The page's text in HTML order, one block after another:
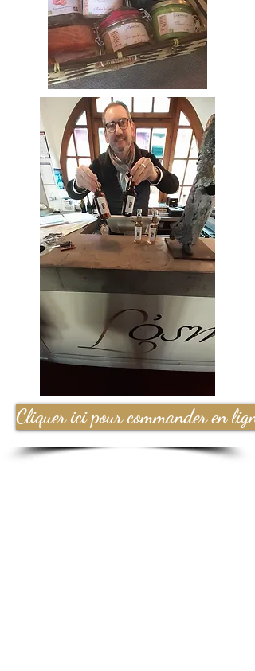
Cliquer ici pour commander en ligne